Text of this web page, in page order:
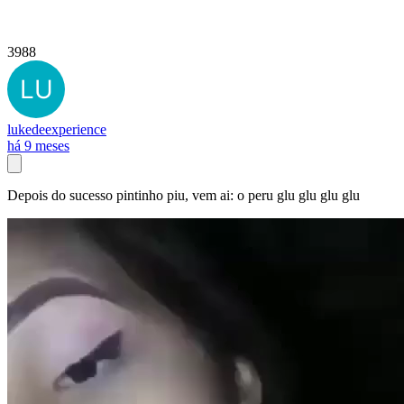
3988
lukedeexperience
há 9 meses
Depois do sucesso pintinho piu, vem ai: o peru glu glu glu glu